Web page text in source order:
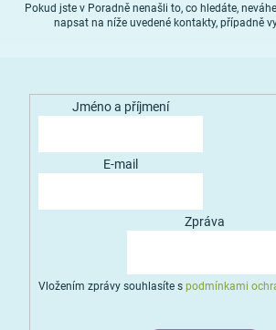
Pokud jste v Poradně nenašli to, co hledáte,
napsat na níže uvedené kontakty, případně
Jméno a příjmení
E-mail
Zpráva
Vložením zprávy souhlasíte s podmínkami